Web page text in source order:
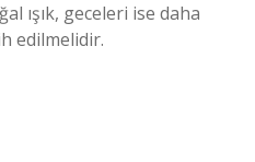
ışık, geceleri ise daha
edilmelidir.